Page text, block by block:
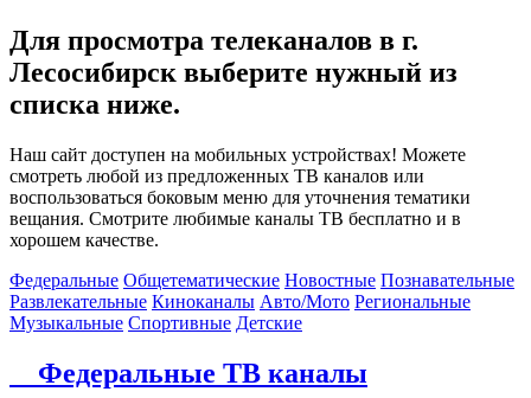
Для просмотра телеканалов в г.
Лесосибирск выберите нужный из
списка ниже.
Наш сайт доступен на мобильных устройствах! Можете
смотреть любой из предложенных ТВ каналов или
воспользоваться боковым меню для уточнения тематики
вещания. Смотрите любимые каналы ТВ бесплатно и в
хорошем качестве.
Федеральные Общетематические Новостные Познавательные
Развлекательные Киноканалы Авто/Мото Региональные
Музыкальные Спортивные Детские
Федеральные ТВ каналы